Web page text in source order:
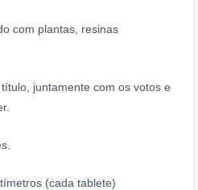
com plantas, resinas
juntamente com os votos e
(cada tablete)